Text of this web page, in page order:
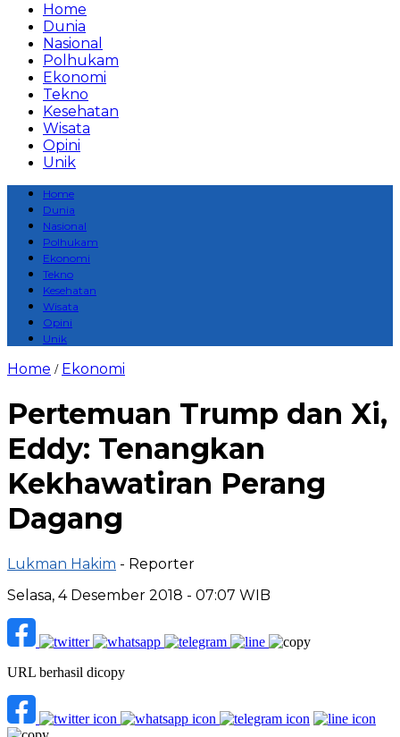
Home
Dunia
Nasional
Polhukam
Ekonomi
Tekno
Kesehatan
Wisata
Opini
Unik
Home
Dunia
Nasional
Polhukam
Ekonomi
Tekno
Kesehatan
Wisata
Opini
Unik
Home / Ekonomi
Pertemuan Trump dan Xi,
Eddy: Tenangkan
Kekhawatiran Perang
Dagang
Lukman Hakim - Reporter
Selasa, 4 Desember 2018 - 07:07 WIB
URL berhasil dicopy